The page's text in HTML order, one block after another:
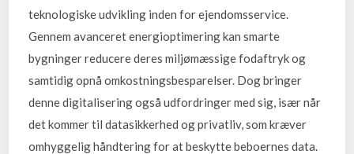
teknologiske udvikling inden for ejendomsservice.
Gennem avanceret energioptimering kan smarte
bygninger reducere deres miljømæssige fodaftryk og
samtidig opnå omkostningsbesparelser. Dog bringer
denne digitalisering også udfordringer med sig, især når
det kommer til datasikkerhed og privatliv, som kræver
omhyggelig håndtering for at beskytte beboernes data.